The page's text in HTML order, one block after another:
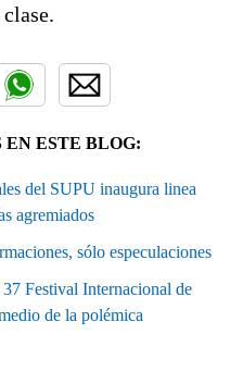
EN ESTE BLOG:
del SUPU inaugura linea
agremiados
sólo especulaciones
Festival Internacional de
de la polémica